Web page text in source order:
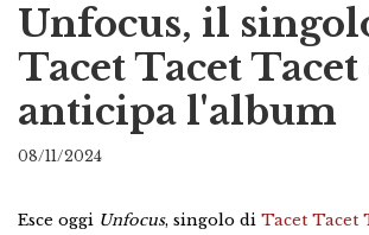
Unfocus, il
Tacet Tacet Tacet
anticipa l'album
08/11/2024
Esce oggi Unfocus, singolo di Tacet Tacet